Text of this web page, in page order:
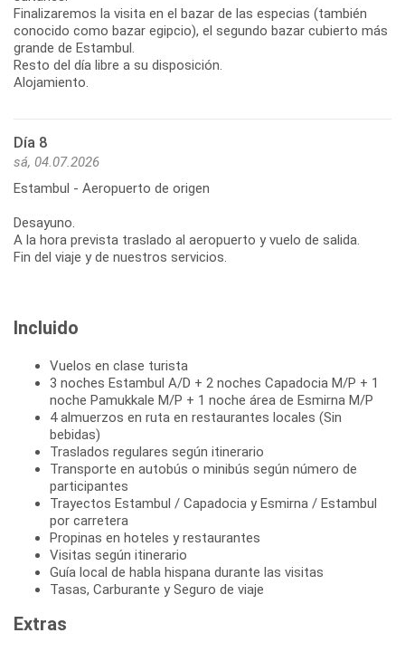
Finalizaremos la visita en el bazar de las especias (también
conocido como bazar egipcio), el segundo bazar cubierto más
grande de Estambul.
Resto del día libre a su disposición.
Alojamiento.
Día 8
sá, 04.07.2026
Estambul - Aeropuerto de origen
Desayuno.
A la hora prevista traslado al aeropuerto y vuelo de salida.
Fin del viaje y de nuestros servicios.
Incluido
Vuelos en clase turista
3 noches Estambul A/D + 2 noches Capadocia M/P + 1
noche Pamukkale M/P + 1 noche área de Esmirna M/P
4 almuerzos en ruta en restaurantes locales (Sin
bebidas)
Traslados regulares según itinerario
Transporte en autobús o minibús según número de
participantes
Trayectos Estambul / Capadocia y Esmirna / Estambul
por carretera
Propinas en hoteles y restaurantes
Visitas según itinerario
Guía local de habla hispana durante las visitas
Tasas, Carburante y Seguro de viaje
Extras